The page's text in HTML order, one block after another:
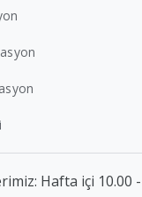
Hafta içi 10.00